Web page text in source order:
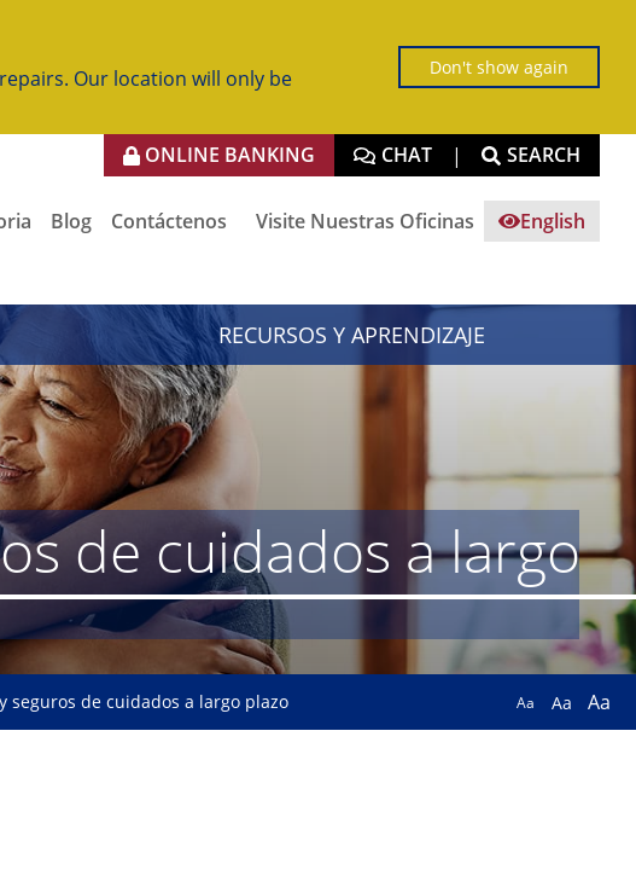
Our location will only be
Don't show again
ONLINE BANKING CHAT | SEARCH
Blog Contáctenos Visite Nuestras Oficinas English
RECURSOS Y APRENDIZAJE
de cuidados a largo
seguros de cuidados a largo plazo Aa Aa Aa